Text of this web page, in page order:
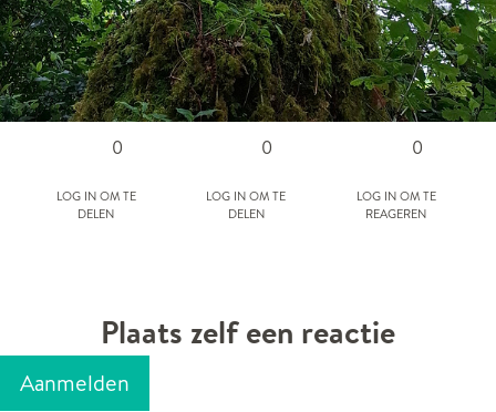
0
Log in om te
delen
0
Log in om te
delen
0
Log in om te
reageren
Plaats zelf een reactie
Aanmelden